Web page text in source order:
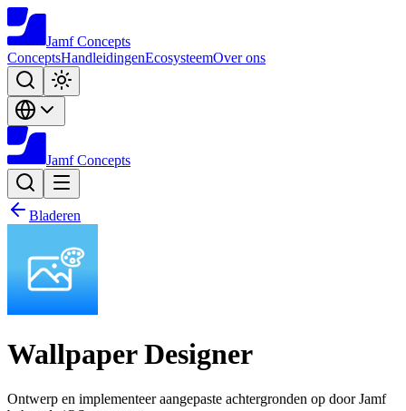
Jamf Concepts
ConceptsHandleidingenEcosysteemOver ons
Jamf Concepts
Bladeren
Wallpaper Designer
Ontwerp en implementeer aangepaste achtergronden op door Jamf